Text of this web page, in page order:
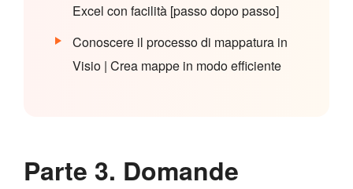
Excel con facilità [passo dopo passo]
Conoscere il processo di mappatura in
Visio | Crea mappe in modo efficiente
Parte 3. Domande